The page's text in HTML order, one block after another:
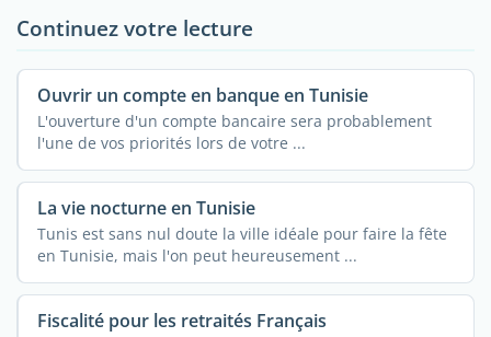
Continuez votre lecture
Ouvrir un compte en banque en Tunisie
L'ouverture d'un compte bancaire sera probablement
l'une de vos priorités lors de votre ...
La vie nocturne en Tunisie
Tunis est sans nul doute la ville idéale pour faire la fête
en Tunisie, mais l'on peut heureusement ...
Fiscalité pour les retraités Français